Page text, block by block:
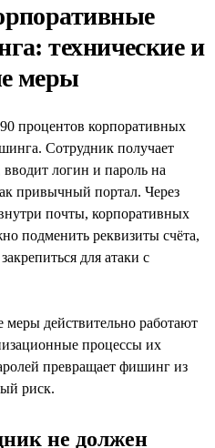
технические и
меры
процентов корпоративных
Сотрудник получает
логин и пароль на
привычный портал. Через
почты, корпоративных
подменить реквизиты счёта,
для атаки с
меры действительно работают
процессы их
превращает фишинг из
риск.
не должен